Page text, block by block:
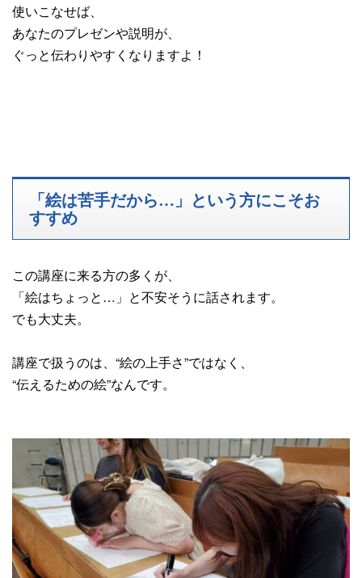
使いこなせば、
あなたのプレゼンや説明が、
ぐっと伝わりやすくなりますよ！
「絵は苦手だから…」という方にこそお
すすめ
この講座に来る方の多くが、
「絵はちょっと…」と不安そうに話されます。
でも大丈夫。
講座で扱うのは、“絵の上手さ”ではなく、
“伝えるための絵”なんです。